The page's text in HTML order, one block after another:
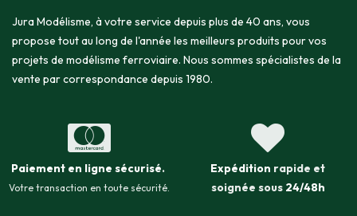
Jura Modélisme, à votre service depuis plus de 40 ans, vous
propose tout au long de l'année les meilleurs produits pour vos
projets de modélisme ferroviaire. Nous sommes spécialistes de la
vente par correspondance depuis 1980.
Paiement en ligne sécurisé.
Votre transaction en toute sécurité.
Expédition rapide et
soignée sous 24/48h